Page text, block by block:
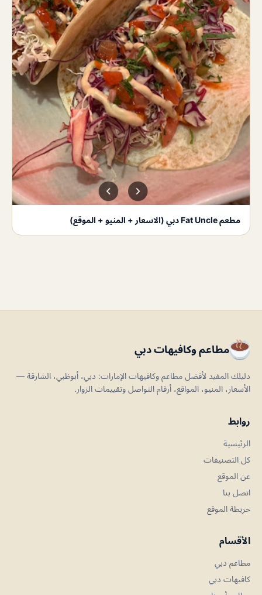
مطعم Fat Uncle دبي (الاسعار + المنيو + الموقع)
مطاعم وكافيهات دبي
دليلك المفيد لأفضل مطاعم وكافيهات الإمارات: دبي، أبوظبي، الشارقة —
الأسعار، المنيو، المواقع، أرقام التواصل وتقييمات الزوار.
روابط
الرئيسية
كل التصنيفات
عن الموقع
اتصل بنا
خريطة الموقع
الأقسام
مطاعم دبي
كافيهات دبي